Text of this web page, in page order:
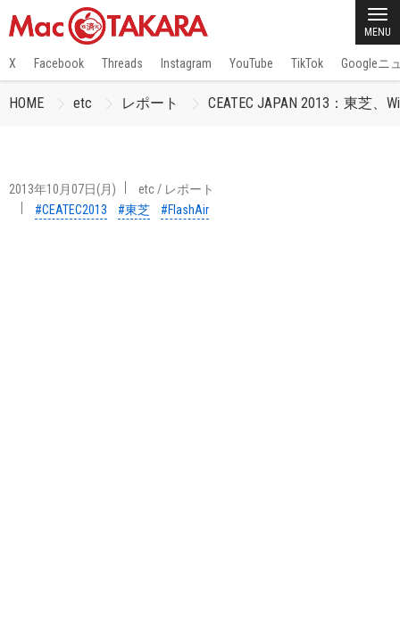
MENU
X Facebook Threads Instagram YouTube TikTok Googleニ
HOME etc レポート CEATEC JAPAN 2013：東芝、
2013年10月07日(月) etc/ レポート
#CEATEC2013
#東芝 #FlashAir